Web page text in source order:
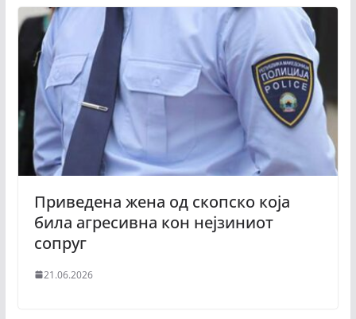
Приведена жена од скопско која
била агресивна кон нејзиниот
сопруг
21.06.2026